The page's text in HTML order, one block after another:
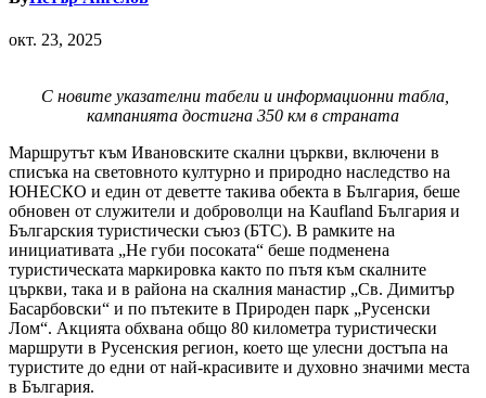
окт. 23, 2025
С новите указателни табели и информационни табла,
кампанията достигна 350 км в страната
Маршрутът към Ивановските скални църкви, включени в
списъка на световното културно и природно наследство на
ЮНЕСКО и един от деветте такива обекта в България, беше
обновен от служители и доброволци на Kaufland България и
Българския туристически съюз (БТС). В рамките на
инициативата „Не губи посоката“ беше подменена
туристическата маркировка както по пътя към скалните
църкви, така и в района на скалния манастир „Св. Димитър
Басарбовски“ и по пътеките в Природен парк „Русенски
Лом“. Акцията обхвана общо 80 километра туристически
маршрути в Русенския регион, което ще улесни достъпа на
туристите до едни от най-красивите и духовно значими места
в България.